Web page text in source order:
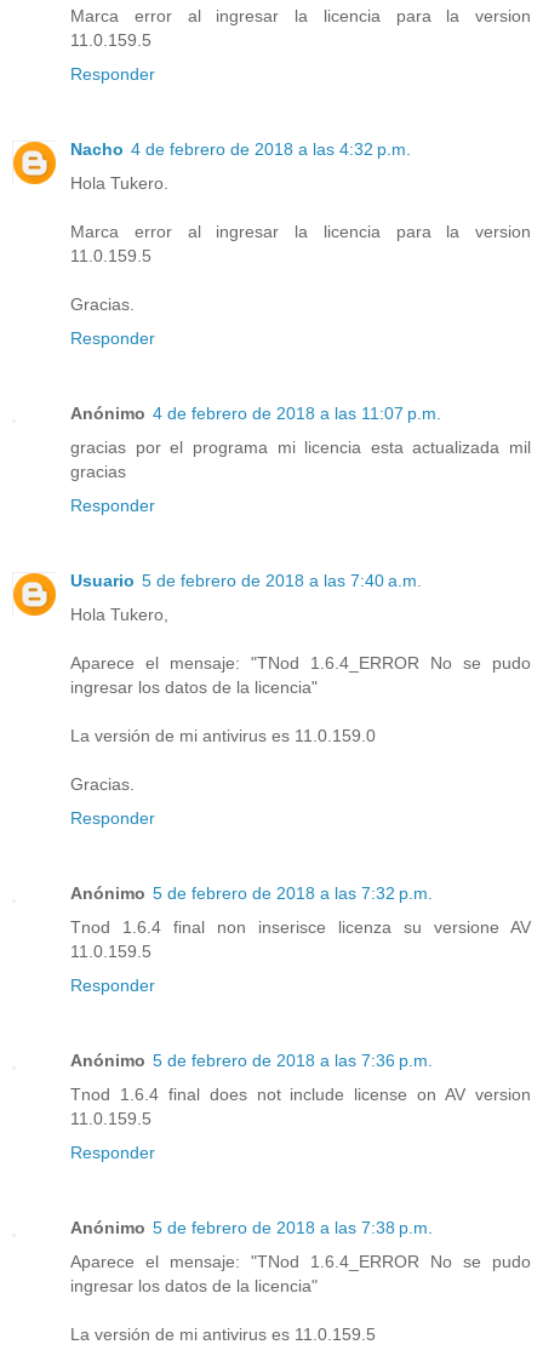
Marca error al ingresar la licencia para la version
11.0.159.5
Responder
Nacho 4 de febrero de 2018 a las 4:32 p.m.
Hola Tukero.
Marca error al ingresar la licencia para la version
11.0.159.5
Gracias.
Responder
Anónimo 4 de febrero de 2018 a las 11:07 p.m.
gracias por el programa mi licencia esta actualizada mil
gracias
Responder
Usuario 5 de febrero de 2018 a las 7:40 a.m.
Hola Tukero,
Aparece el mensaje: "TNod 1.6.4_ERROR No se pudo
ingresar los datos de la licencia"
La versión de mi antivirus es 11.0.159.0
Gracias.
Responder
Anónimo 5 de febrero de 2018 a las 7:32 p.m.
Tnod 1.6.4 final non inserisce licenza su versione AV
11.0.159.5
Responder
Anónimo 5 de febrero de 2018 a las 7:36 p.m.
Tnod 1.6.4 final does not include license on AV version
11.0.159.5
Responder
Anónimo 5 de febrero de 2018 a las 7:38 p.m.
Aparece el mensaje: "TNod 1.6.4_ERROR No se pudo
ingresar los datos de la licencia"
La versión de mi antivirus es 11.0.159.5